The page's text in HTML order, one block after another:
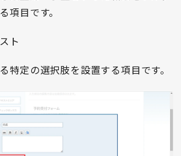
項目です。
ト
特定の選択肢を設置する項目です。